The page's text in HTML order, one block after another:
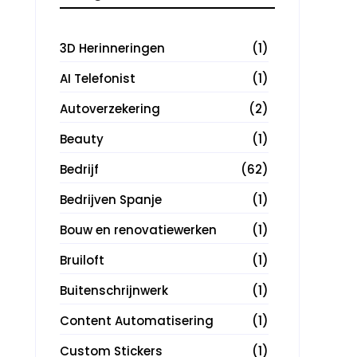
3D Herinneringen
(1)
AI Telefonist
(1)
Autoverzekering
(2)
Beauty
(1)
Bedrijf
(62)
Bedrijven Spanje
(1)
Bouw en renovatiewerken
(1)
Bruiloft
(1)
Buitenschrijnwerk
(1)
Content Automatisering
(1)
Custom Stickers
(1)